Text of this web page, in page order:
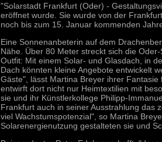
"Solarstadt Frankfurt (Oder) -
eröffnet wurde. Sie wurde von der
noch bis zum 15. Januar kommenden
Eine Sonnenanbeterin auf dem
Nähe. Über 80 Meter streckt sich die
Outfit: Mit einem Solar- und Glasdach, in
Dach könnten kleine Angebote entwickelt
Gäste", lässt Martina Breyer ihrer
entwirft dort nicht nur Heimtextilien mit
sie und ihr Künstlerkollege Philipp-
Frankfurt auch in seiner Ausstrahlung das
viel Wachstumspotenzial", so Martina
Solarenergienutzung gestalteten sie und